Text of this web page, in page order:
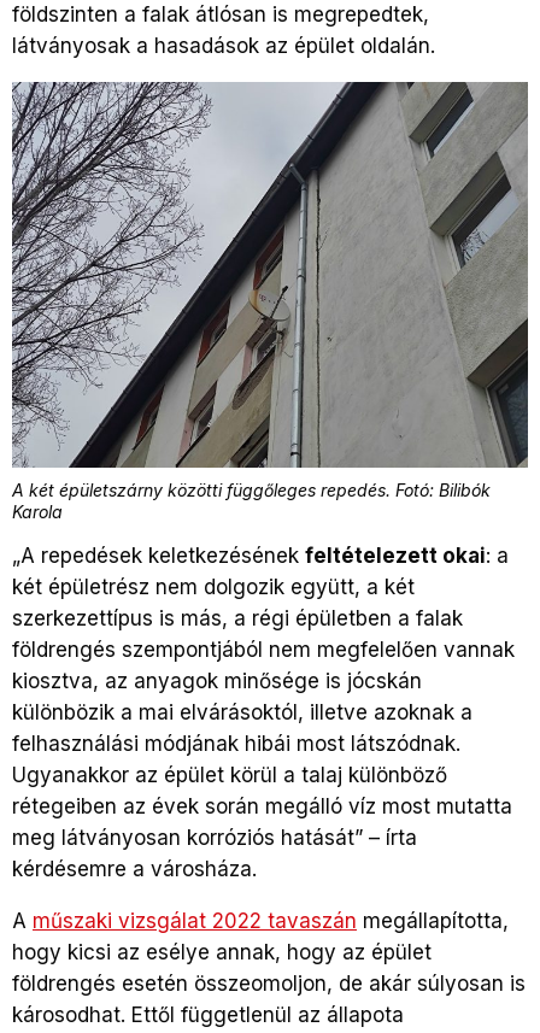
földszinten a falak átlósan is megrepedtek,
látványosak a hasadások az épület oldalán.
A két épületszárny közötti függőleges repedés. Fotó: Bilibók
Karola
„A repedések keletkezésének feltételezett okai: a
két épületrész nem dolgozik együtt, a két
szerkezettípus is más, a régi épületben a falak
földrengés szempontjából nem megfelelően vannak
kiosztva, az anyagok minősége is jócskán
különbözik a mai elvárásoktól, illetve azoknak a
felhasználási módjának hibái most látszódnak.
Ugyanakkor az épület körül a talaj különböző
rétegeiben az évek során megálló víz most mutatta
meg látványosan korróziós hatását” – írta
kérdésemre a városháza.
A műszaki vizsgálat 2022 tavaszán megállapította,
hogy kicsi az esélye annak, hogy az épület
földrengés esetén összeomoljon, de akár súlyosan is
károsodhat. Ettől függetlenül az állapota